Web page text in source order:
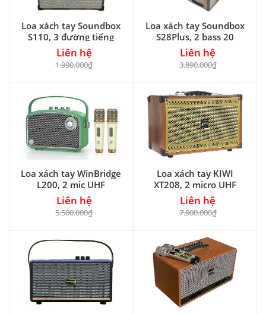
Loa xách tay Soundbox
S110, 3 đường tiếng
Liên hệ
1.990.000₫
Loa xách tay Soundbox
S28Plus, 2 bass 20
Liên hệ
3.890.000₫
Loa xách tay WinBridge
L200, 2 mic UHF
Liên hệ
5.500.000₫
Loa xách tay KIWI
XT208, 2 micro UHF
Liên hệ
7.900.000₫